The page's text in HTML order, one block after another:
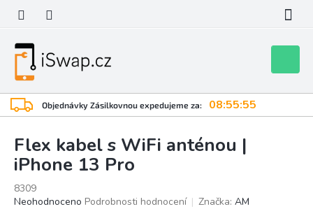
obsah
Objednávky Zásilkovnou expedujeme za: 08:55:55
košík
Flex kabel s WiFi anténou |
iPhone 13 Pro
8309
Průměrné
Neohodnoceno Podrobnosti hodnocení Značka: AM